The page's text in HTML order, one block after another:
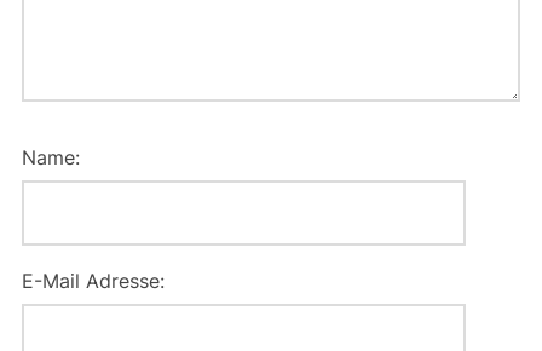
Name:
E-Mail Adresse: